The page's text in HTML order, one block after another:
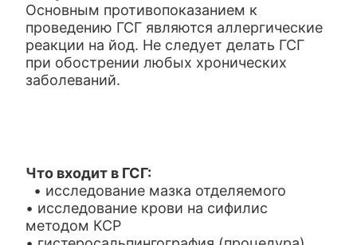
Основным противопоказанием к
проведению ГСГ являются аллергические
реакции на йод. Не следует делать ГСГ
при обострении любых хронических
заболеваний.
Что входит в ГСГ:
• исследование мазка отделяемого
• исследование крови на сифилис
методом КСР